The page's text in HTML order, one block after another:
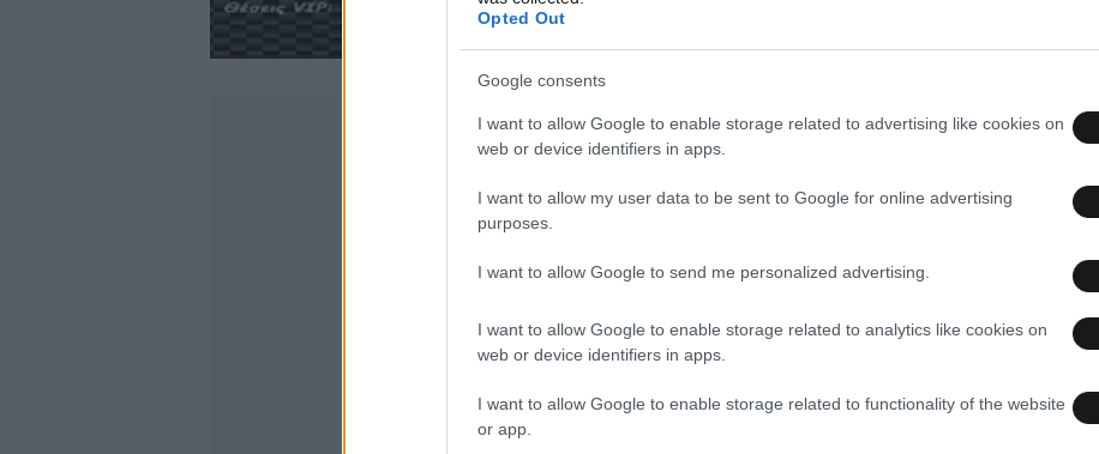
Opted Out
Google consents
I want to allow Google to enable storage related to advertising like cookies on
web or device identifiers in apps.
I want to allow my user data to be sent to Google for online advertising
purposes.
I want to allow Google to send me personalized advertising.
I want to allow Google to enable storage related to analytics like cookies on
web or device identifiers in apps.
I want to allow Google to enable storage related to functionality of the website
or app.